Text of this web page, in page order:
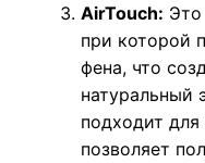
AirTouch: Это
при которой
фена, что
натуральный
подходит
позволяет